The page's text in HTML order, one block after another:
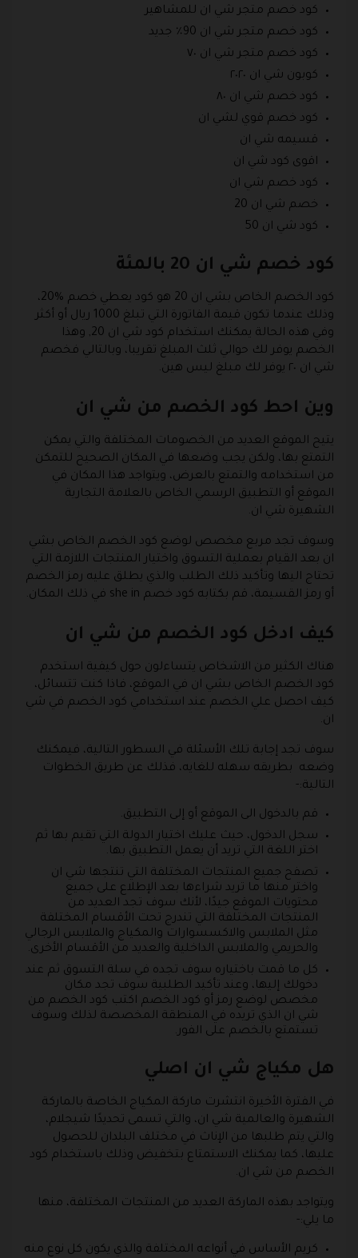
كود خصم متجر شي ان للمشاهير
كود خصم متجر شي ان 90٪ جديد
كود خصم متجر شي ان ٧٠
كوبون شي ان ٢٠٢٠
كود خصم شي ان ٨٠
كود خصم قوي لشي ان
قسيمه شي ان
اقوى كود شي ان
كود خصم شي ان
خصم شي ان 20
كود شي ان 50
كود خصم شي ان 20 بالمئة
كود الخصم الخاص بشي ان 20 هو كود يعطي خصم %20،
وذلك عندما تكون قيمة الفاتورة التي تبلغ 1000 ريال أو أكثر
وفي هذه الحالة يمكنك استخدام كود شي ان 20, وهذا
الخصم يوفر لك حوالي ثلث المبلغ تقريبا، وبالتالي فخصم
شي ان ٢٠ يوفر لك مبلغ ليس هين.
وين احط كود الخصم من شي ان
يتيح الموقع العديد من الخصومات المختلفة والتي يمكن
التمتع بها، ولكن يجب وضعها في المكان الصحيح للتمكن
من استخدامه والتمتع بالعرض، ويتواجد هذا المكان في
الموقع أو التطبيق الرسمي الخاص بالعلامة التجارية
الشهيرة شي ان.
وسوف تجد مربع مخصص لوضع كود الخصم الخاص بشي
ان بعد القيام بعملية التسوق واختيار المنتجات اللازمة التي
تحتاج اليها وتأكيد ذلك الطلب والذي يطلق عليه رمز الخصم
أو رمز القسيمة، قم بكتابه كود خصم she in في ذلك المكان.
كيف ادخل كود الخصم من شي ان
هناك الكثير من الاشخاص يتساءلون حول كيفية استخدم
كود الخصم الخاص بشي ان في الموقع، فاذا كنت تتسائل،
كيف احصل علي الخصم عند استخدامي كود الخصم في شي
ان.
سوف تجد إجابة تلك الأسئلة في السطور التالية، فيمكنك
وضعه بطريقه سهله للغايه، فذلك عن طريق الخطوات
التالية:-
قم بالدخول الى الموقع أو إلى التطبيق.
سجل الدخول، حيث عليك اختيار الدولة التي تقيم بها ثم
اختر اللغة التي تريد أن يعمل التطبيق بها.
تصفح جميع المنتجات المختلفة التي تنتجها شي ان
واختر منها ما تريد شراءها بعد الإطلاع على جميع
محتويات الموقع جيدًا، لأنك سوف تجد العديد من
المنتجات المختلفة التي تندرج تحت الأقسام المختلفة
مثل الملابس والاكسسوارات والمكياج والملابس الرجالي
والحريمي والملابس الداخلية والعديد من الأقسام الأخرى.
كل ما قمت باختياره سوف تجده في سلة التسوق ثم عند
دخولك إليها، وعند تأكيد الطلبية سوف تجد مكان
مخصص لوضع رمز أو كود الخصم اكتب كود الخصم من
شي ان الذي تريده في المنطقة المخصصة لذلك وسوف
تستمتع بالخصم على الفور.
هل مكياج شي ان اصلي
في الفترة الأخيرة انتشرت ماركة المكياج الخاصة بالماركة
الشهيرة والعالمية شي ان، والتي تسمى تحديدًا شيجلام،
والتي يتم طلبها من الإناث في مختلف البلدان للحصول
عليها، كما يمكنك الاستمتاع بتخفيض وذلك باستخدام كود
الخصم من شي ان.
ويتواجد بهذه الماركة العديد من المنتجات المختلفة، منها
ما يلي:-
كريم الأساس في أنواعه المختلفة والذي يكون كل نوع منه